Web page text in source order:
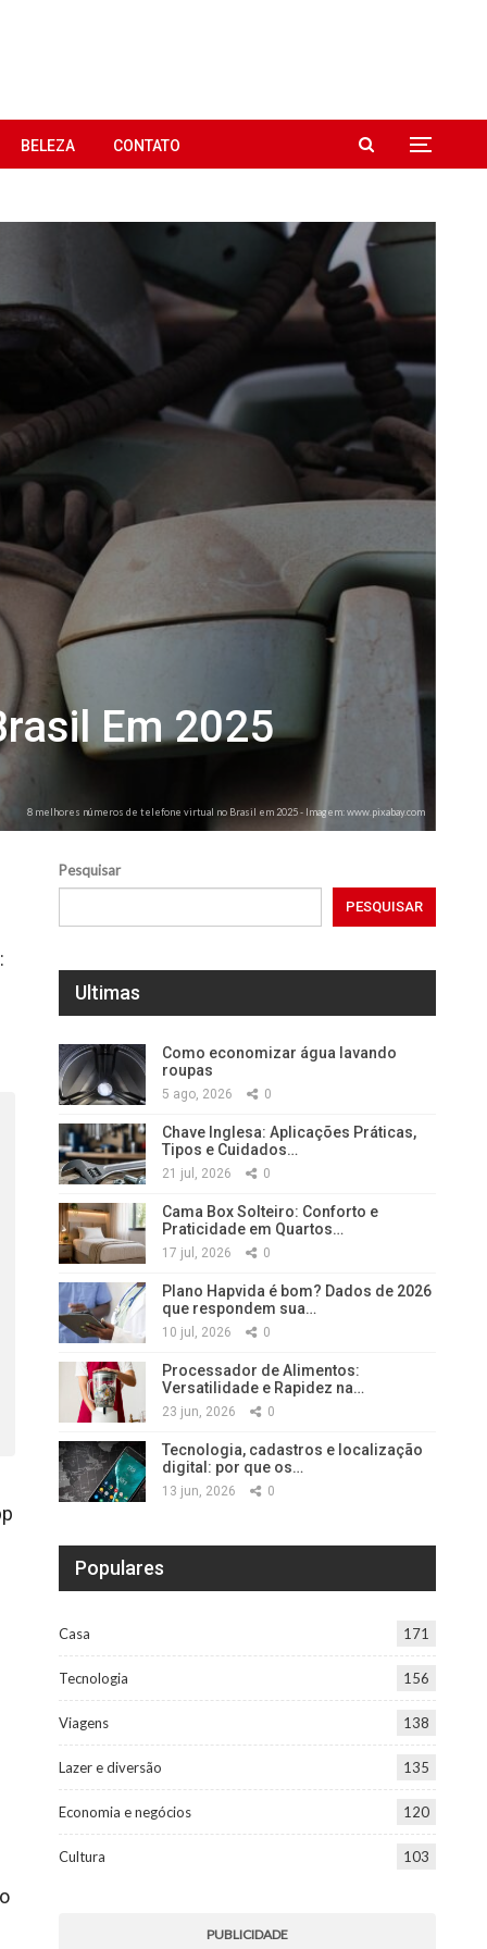
BELEZA CONTATO
Em 2025
8 melhores números de telefone virtual no Brasil em 2025 - Imagem: www.pixabay.com
Pesquisar
PESQUISAR
Ultimas
Como economizar água lavando
roupas
5 ago, 2026 0
Chave Inglesa: Aplicações Práticas,
Tipos e Cuidados…
21 jul, 2026 0
Cama Box Solteiro: Conforto e
Praticidade em Quartos…
17 jul, 2026 0
Plano Hapvida é bom? Dados de 2026
que respondem sua…
10 jul, 2026 0
Processador de Alimentos:
Versatilidade e Rapidez na…
23 jun, 2026 0
Tecnologia, cadastros e localização
digital: por que os…
13 jun, 2026 0
Populares
Casa 171
Tecnologia 156
Viagens 138
Lazer e diversão 135
Economia e negócios 120
Cultura 103
PUBLICIDADE